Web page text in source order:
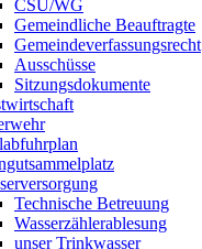
CSU/WG
Gemeindliche Beauftragte
Gemeindeverfassungsrecht
Ausschüsse
Sitzungsdokumente
Technische Betreuung
Wasserzählerablesung
unser Trinkwasser